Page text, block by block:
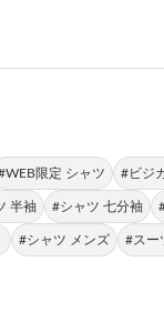
限定 シャツ #ビジ
半袖 #シャツ 七分袖
#シャツ メンズ #スー